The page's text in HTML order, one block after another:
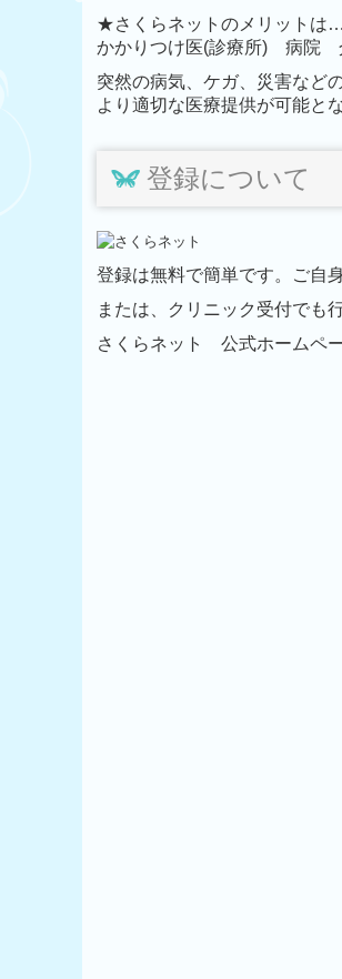
★さくらネットのメリットは…
かかりつけ医(診療所) 病院
突然の病気、ケガ、災害など
より適切な医療提供が可能と
登録について
登録は無料で簡単です。ご自
または、クリニック受付でも
さくらネット 公式ホームペ